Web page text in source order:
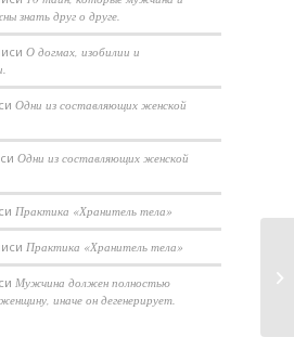
знать друг о друге.
О догмах, изобилии и
Одни из составляющих женской
Одни из составляющих женской
Практика «Хранитель тела»
Практика «Хранитель тела»
Мужчина должен полностью
иначе он дегенерирует.